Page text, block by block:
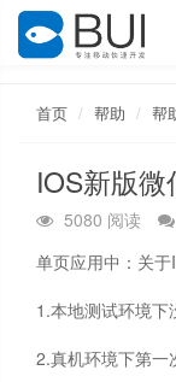
首页 帮助 帮
IOS新版
5080 阅读
单页应用中：关于
1.本地测试环境下
2.真机环境下第一